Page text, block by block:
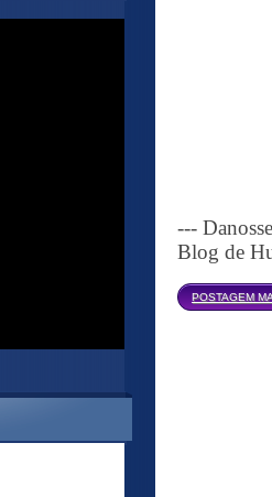
---
Blog de
POSTAGEM